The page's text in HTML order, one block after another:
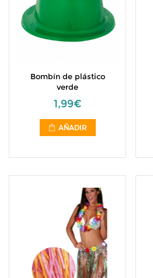
Bombín de plástico
verde
1,99€
AÑADIR